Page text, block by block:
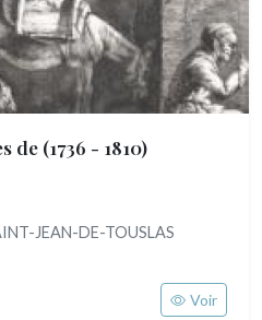
de (1736 - 1810)
JEAN-DE-TOUSLAS
Voir